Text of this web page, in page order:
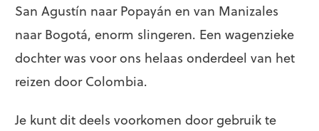
San Agustín naar Popayán en van Manizales
naar Bogotá, enorm slingeren. Een wagenzieke
dochter was voor ons helaas onderdeel van het
reizen door Colombia.
Je kunt dit deels voorkomen door gebruik te